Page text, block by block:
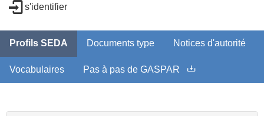
s'identifier
Profils SEDA Documents type Notices d'autorité
Vocabulaires Pas à pas de GASPAR